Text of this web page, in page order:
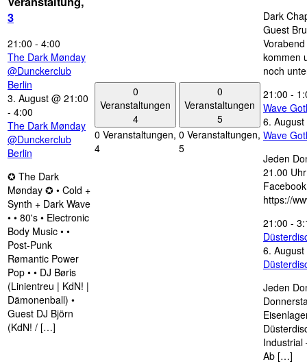
3
21:00 - 4:00
The Dark Mønday
@Dunckerclub
Berlin
3. August @ 21:00
- 4:00
The Dark Mønday
@Dunckerclub
Berlin
✪ The Dark
Mønday ✪ • Cold +
Synth + Dark Wave
• • 80's • Electronic
Body Music • •
Post-Punk
Rømantic Power
Pop • • DJ Børis
(Linientreu | KdN! |
Dämonenball) •
Guest DJ Björn
(KdN! / […]
0
Veranstaltungen
4
0 Veranstaltungen,
4
0
Veranstaltungen
5
0 Veranstaltungen,
5
Dark
Guest
kommen
noch
21:00 -
Wave
6.
Wave
Jeden
21.00
https://
21:00 -
6.
Jeden
Industrial
Ab […]